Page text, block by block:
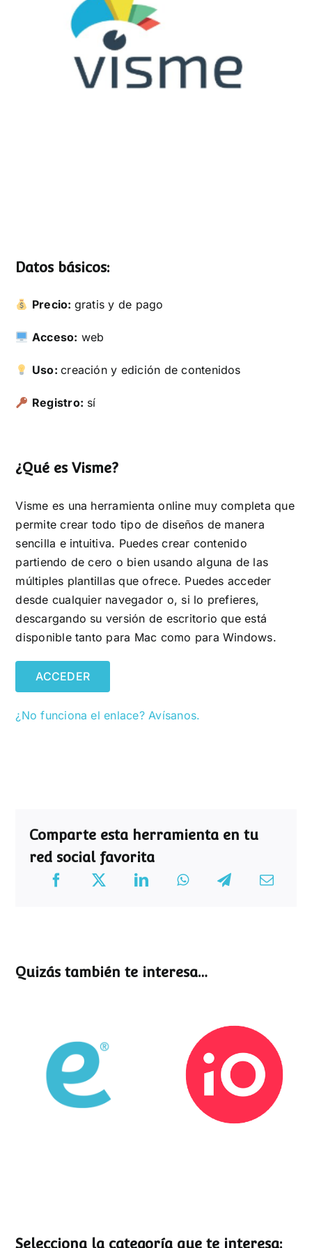
Datos básicos:
Precio: gratis y de pago
Acceso: web
Uso:creación y edición de contenidos
Registro: sí
¿Qué es Visme?
Visme es una herramienta online muy completa que
permite crear todo tipo de diseños de manera
sencilla e intuitiva. Puedes crear contenido
partiendo de cero o bien usando alguna de las
múltiples plantillas que ofrece. Puedes acceder
desde cualquier navegador o, si lo prefieres,
descargando su versión de escritorio que está
disponible tanto para Mac como para Windows.
ACCEDER
¿No funciona el enlace? Avísanos.
Comparte esta herramienta en tu
red social favorita
Quizás también te interesa…
Esemtia Stockio
Selecciona la categoría que te interesa: